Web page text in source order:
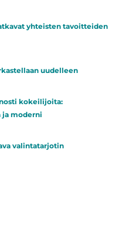
yhteisten tavoitteiden
uudelleen
kokeilijoita:
moderni
valintatarjotin